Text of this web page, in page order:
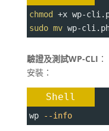
chmod +x wp-
sudo mv wp-
驗證及測試WP-CLI
安裝：
Shell
wp --info